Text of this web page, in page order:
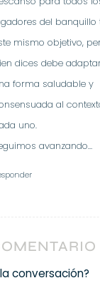
del banquillo
mismo objetivo,
dices debe
forma saludable y
al
uno.
avanzando…
conversación?